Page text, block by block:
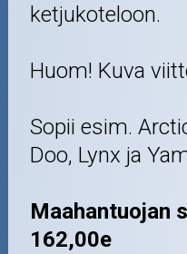
ketjukoteloon.
Huom! Kuva
Sopii esim.
Doo, Lynx ja
Maahantuojan
162,00e